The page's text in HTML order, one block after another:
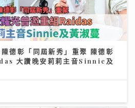
德彰「同屆新秀」重聚 陳德彰
大讚晚安莉莉主音Sinnie及